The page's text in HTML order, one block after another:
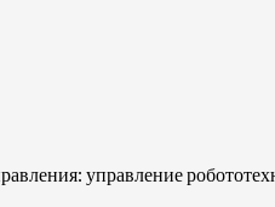
управление